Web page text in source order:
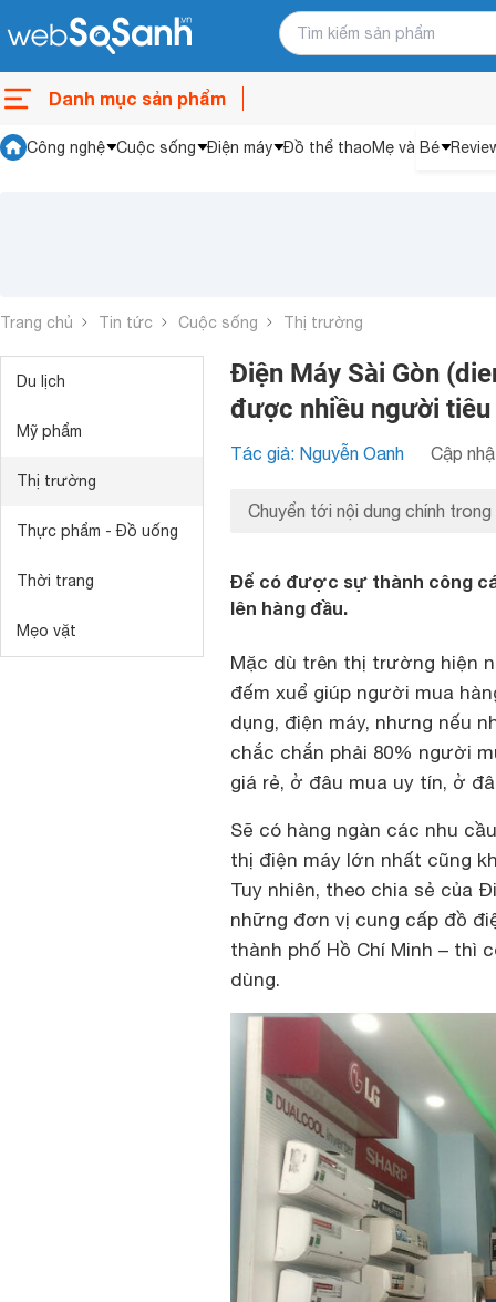
Danh mục sản phẩm
Công nghệ Cuộc sống Điện máy Đồ thể thaoMẹ và Bé
Trang chủ Tin tức Cuộc sống Thị trường
Du lịch
Mỹ phẩm
Thị trường
Thực phẩm - Đồ uống
Thời trang
Mẹo vặt
Điện Máy Sài Gòn
được nhiều người
Tác giả: Nguyễn Oanh Cập
Chuyển tới nội dung chính trong
Để có được sự thành công
lên hàng đầu.
Mặc dù trên thị trường hiện
đếm xuể giúp người mua
dụng, điện máy, nhưng nếu
chắc chắn phải 80% người
giá rẻ, ở đâu mua uy tín, ở
Sẽ có hàng ngàn các nhu
thị điện máy lớn nhất cũng
Tuy nhiên, theo chia sẻ của
những đơn vị cung cấp đồ
thành phố Hồ Chí Minh – thì
dùng.